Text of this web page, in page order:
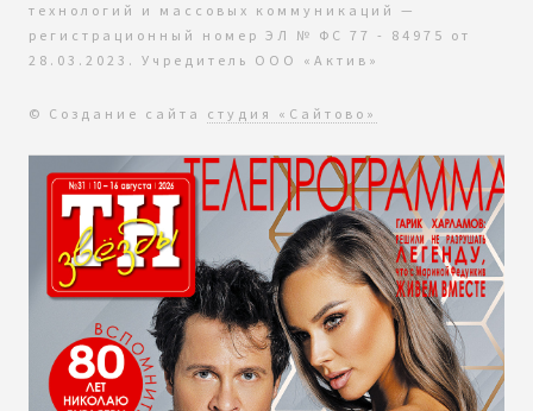
технологий и массовых коммуникаций —
регистрационный номер ЭЛ № ФС 77 - 84975 от
28.03.2023. Учредитель ООО «Актив»
© Создание сайта студия «Сайтово»